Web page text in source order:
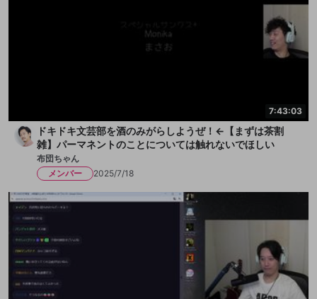
7:43:03
ドキドキ文芸部を酒のみがらしようぜ！←【まずは茶割
雑】パーマネントのことについては触れないでほしい
布団ちゃん
メンバー
2025/7/18